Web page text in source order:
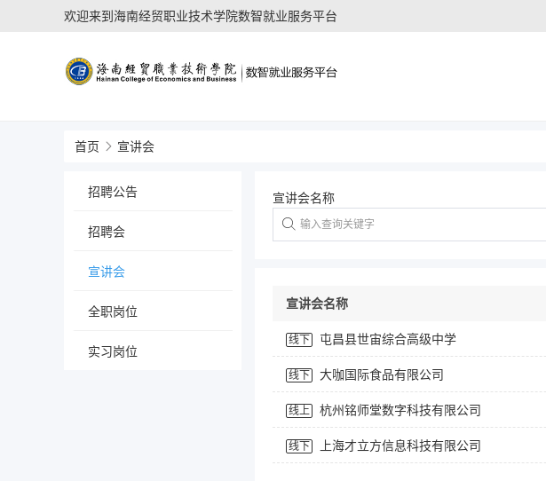
欢迎来到海南经贸职业技术学院数智就业服务平台
首页 宣讲会
招聘公告
招聘会
宣讲会
全职岗位
实习岗位
宣讲会名称
宣讲会名称
线下 屯昌县世宙综合高级中学
线下 大咖国际食品有限公司
线上 杭州铭师堂数字科技有限公司
线下 上海才立方信息科技有限公司